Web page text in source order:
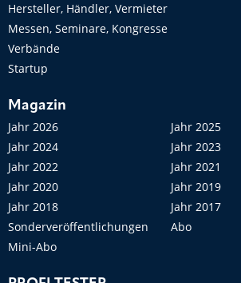
Hersteller, Händler, Vermieter
Messen, Seminare, Kongresse
Verbände
Startup
Magazin
Jahr 2026
Jahr 2025
Jahr 2024
Jahr 2023
Jahr 2022
Jahr 2021
Jahr 2020
Jahr 2019
Jahr 2018
Jahr 2017
Sonderveröffentlichungen
Abo
Mini-Abo